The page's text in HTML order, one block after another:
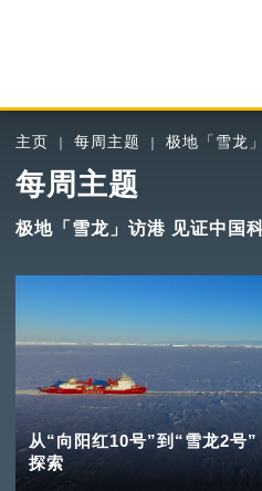
主页 每周主题 极地「雪龙
每周主题
极地「雪龙」访港 见证中国
从“向阳红10号”到“雪龙2号
探索